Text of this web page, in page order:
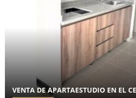
VENTA DE APARTAESTUDIO EN EL